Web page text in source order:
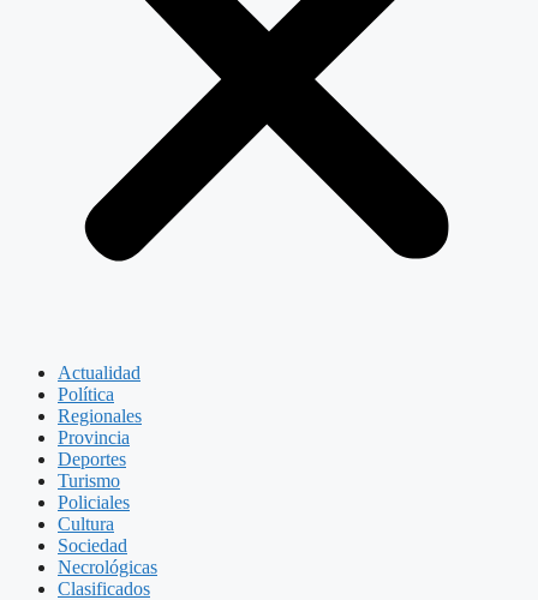
Actualidad
Política
Regionales
Provincia
Deportes
Turismo
Policiales
Cultura
Sociedad
Necrológicas
Clasificados